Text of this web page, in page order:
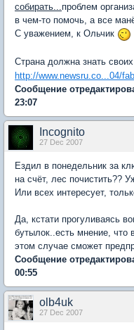
собирать...проблем
в чем-то помочь, а все
С уважением, к Ольчик
Страна должна знать
http://www.newsru.co...04/
Сообщение
23:07
Incognito
27 Dec 2007
Ездил в понедельник за
на счёт, лес почистить??
Или всех интересует,
Да, кстати прогуливаясь
бутылок..есть мнение, что
этом случае сможет
Сообщение
00:55
olb4uk
27 Dec 2007